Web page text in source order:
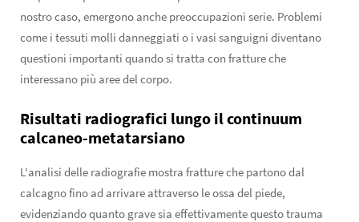
nostro caso, emergono anche preoccupazioni serie. Problemi
come i tessuti molli danneggiati o i vasi sanguigni diventano
questioni importanti quando si tratta con fratture che
interessano più aree del corpo.
Risultati radiografici lungo il continuum
calcaneo-metatarsiano
L'analisi delle radiografie mostra fratture che partono dal
calcagno fino ad arrivare attraverso le ossa del piede,
evidenziando quanto grave sia effettivamente questo trauma